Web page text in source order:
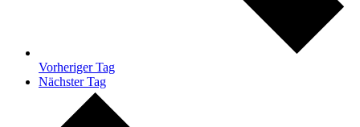
Vorheriger Tag
Nächster Tag